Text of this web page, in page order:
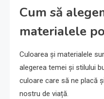
Cum să
materialele
Culoarea și materialele
alegerea temei și stilului
culoare care să ne placă
nostru de viață.